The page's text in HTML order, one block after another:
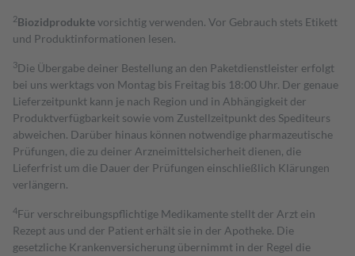
2Biozidproduktevorsichtig verwenden. Vor Gebrauch stets Etikett
und Produktinformationen lesen.
3Die Übergabe deiner Bestellung an den Paketdienstleister erfolgt
bei uns werktags von Montag bis Freitag bis 18:00 Uhr. Der genaue
Lieferzeitpunkt kann je nach Region und in Abhängigkeit der
Produktverfügbarkeit sowie vom Zustellzeitpunkt des Spediteurs
abweichen. Darüber hinaus können notwendige pharmazeutische
Prüfungen, die zu deiner Arzneimittelsicherheit dienen, die
Lieferfrist um die Dauer der Prüfungen einschließlich Klärungen
verlängern.
4Für verschreibungspflichtige Medikamente stellt der Arzt ein
Rezept aus und der Patient erhält sie in der Apotheke. Die
gesetzliche Krankenversicherung übernimmt in der Regel die